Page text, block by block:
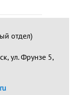
отдел)
ул. Фрунзе 5,